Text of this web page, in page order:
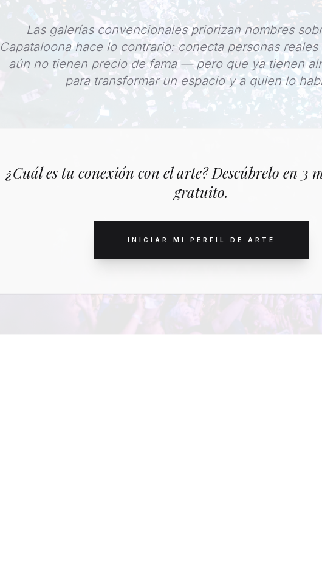
Las galerías convencionales priorizan nombres
Capataloona hace lo contrario: conecta personas
aún no tienen precio de fama — pero que ya tienen
para transformar un espacio y a quien lo
¿Cuál es tu conexión con el arte? Descúbrelo en 3
gratuito.
INICIAR MI PERFIL DE ARTE